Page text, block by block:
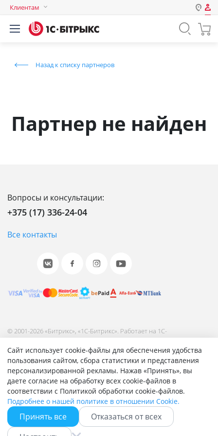
Сайт использует cookie-файлы для обеспечения удобства
пользования сайтом, сбора статистики и представления
персонализированной рекламы. Нажав «Принять», вы
даете согласие на обработку всех cookie-файлов в
соответствии с Политикой обработки cookie-файлов.
Подробнее о нашей политике в отношении Cookie.
Принять все
Отказаться от всех
Клиентам
Авторизация
или войдите с помощью
Назад к списку партнеров
Партнер не найден
Вопросы и консультации:
+375 (17) 336-24-04
Все контакты
© 2001-2026 «Битрикс», «1С-Битрикс». Работает на 1С-
Битрикс: Управление сайтом.
Согласие на обработку персональных данных
Отзыв согласия на обработку персональных данных
Политика обработки персональных данных
Соглашение об использовании сайта
Быстро с 1С-Битрикс